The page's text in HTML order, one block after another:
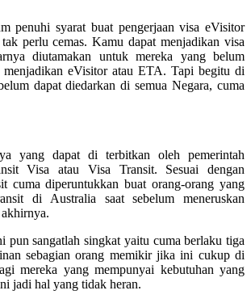
penuhi syarat buat pengerjaan visa eVisitor
perlu cemas. Kamu dapat menjadikan visa
diutamakan untuk mereka yang belum
menjadikan eVisitor atau ETA. Tapi begitu di
dapat diedarkan di semua Negara, cuma
yang dapat di terbitkan oleh pemerintah
Visa atau Visa Transit. Sesuai dengan
cuma diperuntukkan buat orang-orang yang
di Australia saat sebelum meneruskan
pun sangatlah singkat yaitu cuma berlaku tiga
sebagian orang memikir jika ini cukup di
mereka yang mempunyai kebutuhan yang
jadi hal yang tidak heran.